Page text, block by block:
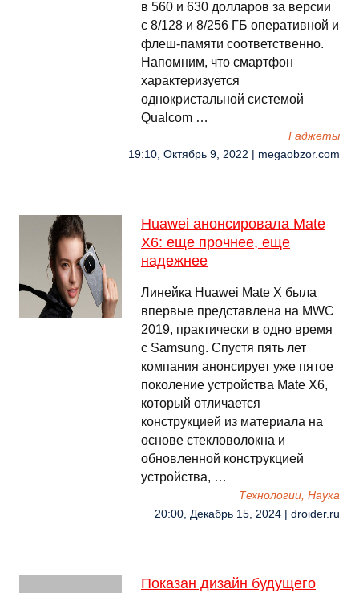
в 560 и 630 долларов за версии
с 8/128 и 8/256 ГБ оперативной и
флеш-памяти соответственно.
Напомним, что смартфон
характеризуется
однокристальной системой
Qualcom …
Гаджеты
19:10, Октябрь 9, 2022 | megaobzor.com
Huawei анонсировала Mate
X6: еще прочнее, еще
надежнее
Линейка Huawei Mate X была
впервые представлена на MWC
2019, практически в одно время
с Samsung. Спустя пять лет
компания анонсирует уже пятое
поколение устройства Mate X6,
который отличается
конструкцией из материала на
основе стекловолокна и
обновленной конструкцией
устройства, …
Технологии, Наука
20:00, Декабрь 15, 2024 | droider.ru
Показан дизайн будущего